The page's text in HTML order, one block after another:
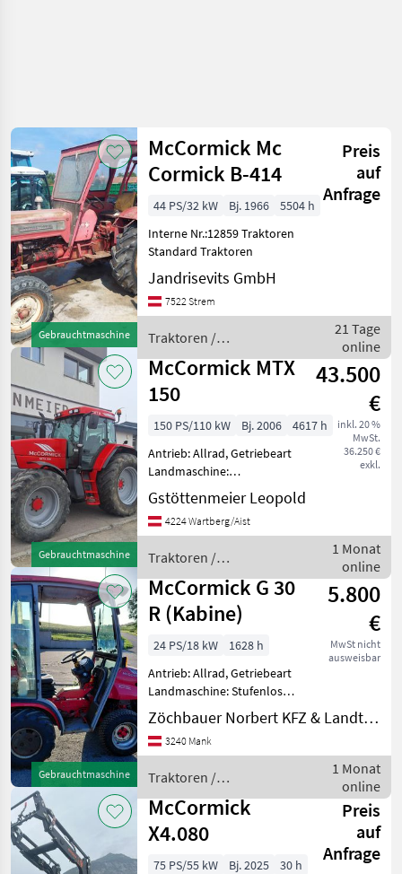
Gebrauchtmaschine
McCormick Mc
Cormick B-414
Preis
auf
Anfrage
44 PS/32 kW Bj. 1966
5504 h
Interne Nr.:12859 Traktoren
Standard Traktoren
Jandrisevits GmbH
7522 Strem
Traktoren /
McCormick
21 Tage
online
Gebrauchtmaschine
McCormick MTX
150
43.500
€
inkl. 20 %
MwSt.
36.250 €
exkl.
150 PS/110 kW Bj. 2006
4617 h
Antrieb: Allrad, Getriebeart
Landmaschine:
Lastschaltgetriebe,
Plattform: Kabine,
Zapfwellendrehzahl:
Höchstgeschwindigkeit in
km/h: 40 km/h, Aufladung:
Turbola
Gstöttenmeier Leopold
4224 Wartberg/Aist
Traktoren /
McCormick
1 Monat
online
Gebrauchtmaschine
McCormick G 30
R (Kabine)
5.800
€
MwSt nicht
ausweisbar
24 PS/18 kW
1628 h
Antrieb: Allrad, Getriebeart
Landmaschine: Stufenloses
Getriebe, Fronthydraulik
optional Mähwerk,
Hochentleerung mit
Standard Traktoren
Zöchbauer Norbert KFZ & Landtechnik
3240 Mank
Traktoren /
McCormick
1 Monat
online
McCormick
X4.080
Preis
auf
Anfrage
75 PS/55 kW Bj. 2025
30 h